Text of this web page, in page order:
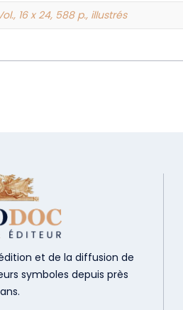
16 x 24, 588 p., illustrés
et de la diffusion de
symboles depuis près